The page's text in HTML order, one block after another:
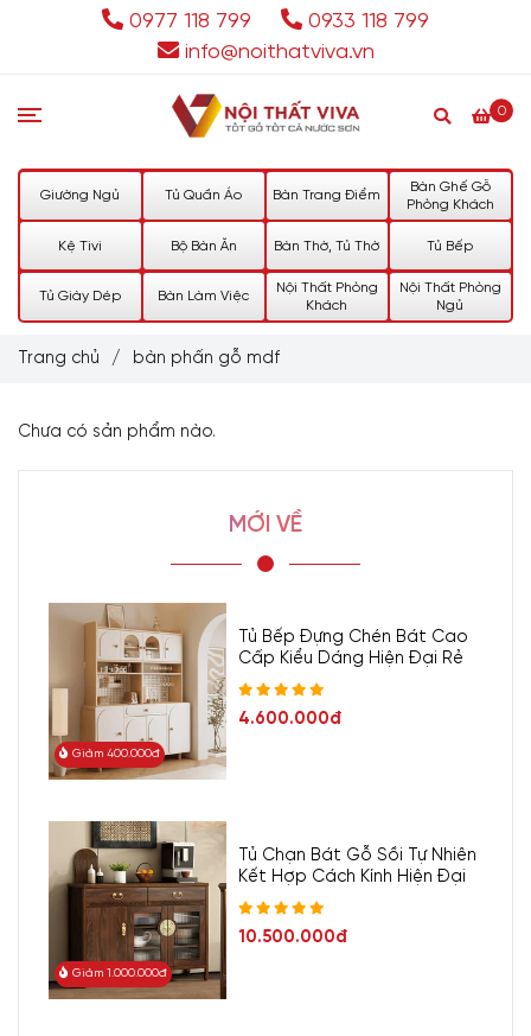
0977 118 799
0933 118 799
info@noithatviva.vn
0
Giường Ngủ Tủ Quần Áo Bàn Trang Điểm
Bàn Ghế Gỗ
Phòng Khách
Kệ Tivi Bộ Bàn Ăn Bàn Thờ, Tủ Thờ Tủ Bếp
Tủ Giày Dép Bàn Làm Việc
Nội Thất Phòng
Khách
Nội Thất Phòng
Ngủ
Trang chủ / bàn phấn gỗ mdf
Chưa có sản phẩm nào.
MỚI VỀ
Giảm 400.000đ
Tủ Bếp Đựng Chén Bát Cao
Cấp Kiểu Dáng Hiện Đại Rẻ
4.600.000đ
Giảm 1.000.000đ
Tủ Chạn Bát Gỗ Sồi Tự Nhiên
Kết Hợp Cách Kính Hiện Đại
10.500.000đ